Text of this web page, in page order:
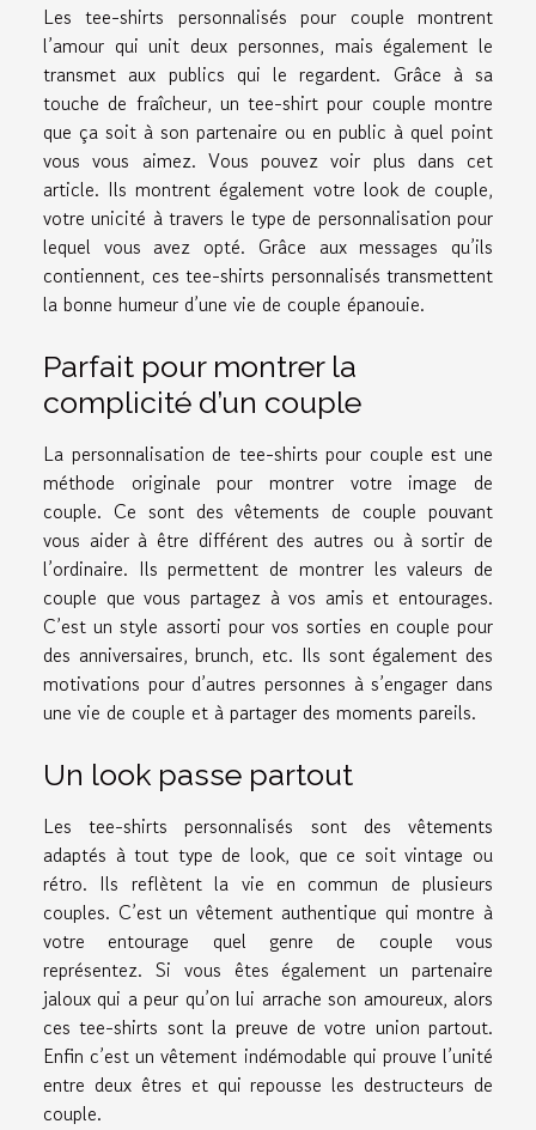
Les tee-shirts personnalisés pour couple montrent
l’amour qui unit deux personnes, mais également le
transmet aux publics qui le regardent. Grâce à sa
touche de fraîcheur, un tee-shirt pour couple montre
que ça soit à son partenaire ou en public à quel point
vous vous aimez. Vous pouvez voir plus dans cet
article. Ils montrent également votre look de couple,
votre unicité à travers le type de personnalisation pour
lequel vous avez opté. Grâce aux messages qu’ils
contiennent, ces tee-shirts personnalisés transmettent
la bonne humeur d’une vie de couple épanouie.
Parfait pour montrer la
complicité d’un couple
La personnalisation de tee-shirts pour couple est une
méthode originale pour montrer votre image de
couple. Ce sont des vêtements de couple pouvant
vous aider à être différent des autres ou à sortir de
l’ordinaire. Ils permettent de montrer les valeurs de
couple que vous partagez à vos amis et entourages.
C’est un style assorti pour vos sorties en couple pour
des anniversaires, brunch, etc. Ils sont également des
motivations pour d’autres personnes à s’engager dans
une vie de couple et à partager des moments pareils.
Un look passe partout
Les tee-shirts personnalisés sont des vêtements
adaptés à tout type de look, que ce soit vintage ou
rétro. Ils reflètent la vie en commun de plusieurs
couples. C’est un vêtement authentique qui montre à
votre entourage quel genre de couple vous
représentez. Si vous êtes également un partenaire
jaloux qui a peur qu’on lui arrache son amoureux, alors
ces tee-shirts sont la preuve de votre union partout.
Enfin c’est un vêtement indémodable qui prouve l’unité
entre deux êtres et qui repousse les destructeurs de
couple.